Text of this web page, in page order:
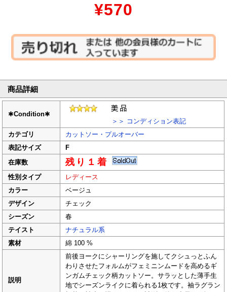
¥570
商品詳細
✱Condition✱
＞＞ コンディション表記
カテゴリ
カットソー・プルオーバー
表記サイズ
F
在庫数
残り１着
性別タイプ
レディース
カラー
ベージュ
デザイン
チェック
シーズン
春
テイスト
ナチュラル系
素材
綿 100 %
説明
前後ヨークにシャーリングを施してクシュっとふん
わりさせたフォルムがフェミニンムードを高めるギ
ンガムチェック柄カットソー。サラッとした薄手生
地でシーズンライクに着られる1枚です。袖ラグラン